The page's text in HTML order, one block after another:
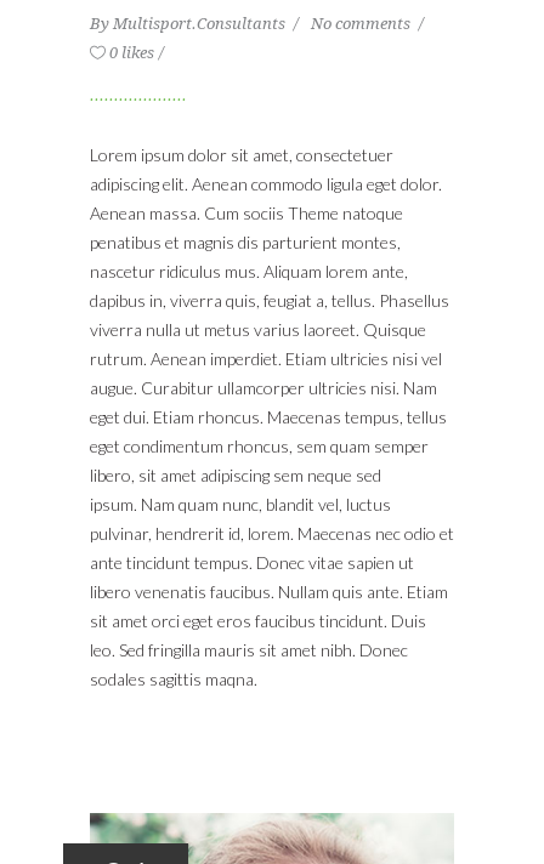
By Multisport.Consultants
No comments
0 likes
Lorem ipsum dolor sit amet, consectetuer
adipiscing elit. Aenean commodo ligula eget dolor.
Aenean massa. Cum sociis Theme natoque
penatibus et magnis dis parturient montes,
nascetur ridiculus mus. Aliquam lorem ante,
dapibus in, viverra quis, feugiat a, tellus. Phasellus
viverra nulla ut metus varius laoreet. Quisque
rutrum. Aenean imperdiet. Etiam ultricies nisi vel
augue. Curabitur ullamcorper ultricies nisi. Nam
eget dui. Etiam rhoncus. Maecenas tempus, tellus
eget condimentum rhoncus, sem quam semper
libero, sit amet adipiscing sem neque sed
ipsum. Nam quam nunc, blandit vel, luctus
pulvinar, hendrerit id, lorem. Maecenas nec odio et
ante tincidunt tempus. Donec vitae sapien ut
libero venenatis faucibus. Nullam quis ante. Etiam
sit amet orci eget eros faucibus tincidunt. Duis
leo. Sed fringilla mauris sit amet nibh. Donec
sodales sagittis maqna.